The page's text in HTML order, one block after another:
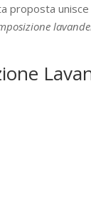
proposta